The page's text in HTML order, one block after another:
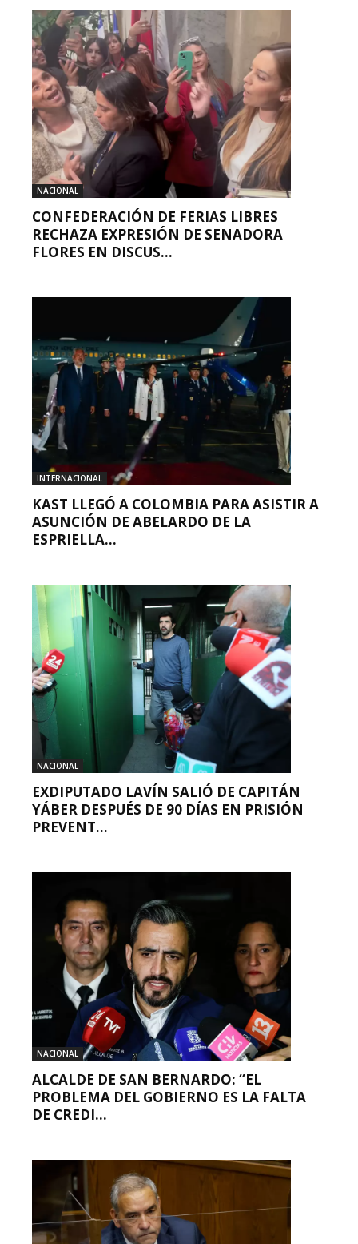
NACIONAL
CONFEDERACIÓN DE FERIAS LIBRES
RECHAZA EXPRESIÓN DE SENADORA
FLORES EN DISCUS...
INTERNACIONAL
KAST LLEGÓ A COLOMBIA PARA ASISTIR A
ASUNCIÓN DE ABELARDO DE LA
ESPRIELLA...
NACIONAL
EXDIPUTADO LAVÍN SALIÓ DE CAPITÁN
YÁBER DESPUÉS DE 90 DÍAS EN PRISIÓN
PREVENT...
NACIONAL
ALCALDE DE SAN BERNARDO: “EL
PROBLEMA DEL GOBIERNO ES LA FALTA
DE CREDI...